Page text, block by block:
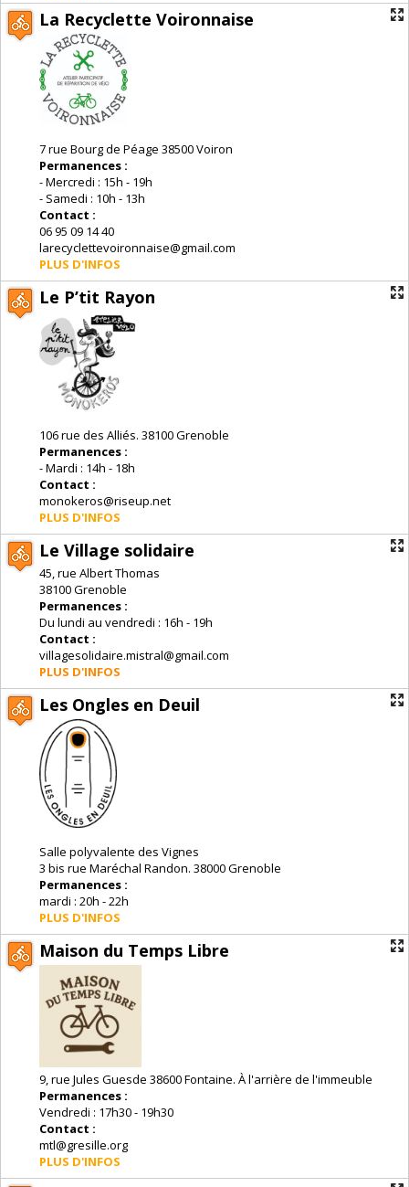
La Recyclette Voironnaise
7 rue Bourg de Péage 38500 Voiron
Permanences :
- Mercredi : 15h - 19h
- Samedi : 10h - 13h
Contact :
06 95 09 14 40
larecyclettevoironnaise@gmail.com
PLUS D'INFOS
Le P’tit Rayon
106 rue des Alliés. 38100 Grenoble
Permanences :
- Mardi : 14h - 18h
Contact :
monokeros@riseup.net
PLUS D'INFOS
Le Village solidaire
45, rue Albert Thomas
38100 Grenoble
Permanences :
Du lundi au vendredi : 16h - 19h
Contact :
villagesolidaire.mistral@gmail.com
PLUS D'INFOS
Les Ongles en Deuil
Salle polyvalente des Vignes
3 bis rue Maréchal Randon. 38000 Grenoble
Permanences :
mardi : 20h - 22h
PLUS D'INFOS
Maison du Temps Libre
9, rue Jules Guesde 38600 Fontaine. À l'arrière de l'immeuble
Permanences :
Vendredi : 17h30 - 19h30
Contact :
mtl@gresille.org
PLUS D'INFOS